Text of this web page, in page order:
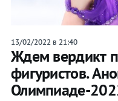
13/02/2022 в 21:40
Ждем вердикт
фигуристов.
Олимпиаде-